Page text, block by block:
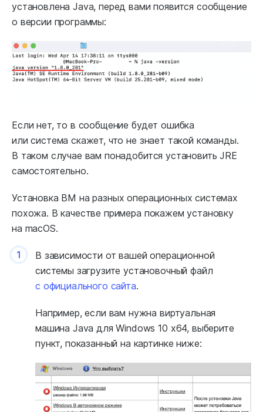
установлена Java, перед вами появится сообщение
о версии программы:
Если нет, то в сообщение будет ошибка
или система скажет, что не знает такой команды.
В таком случае вам понадобится установить JRE
самостоятельно.
Установка ВМ на разных операционных системах
похожа. В качестве примера покажем установку
на macOS.
1
В зависимости от вашей операционной
системы загрузите установочный файл
с официального сайта.
Например, если вам нужна виртуальная
машина Java для Windows 10 x64, выберите
пункт, показанный на картинке ниже: